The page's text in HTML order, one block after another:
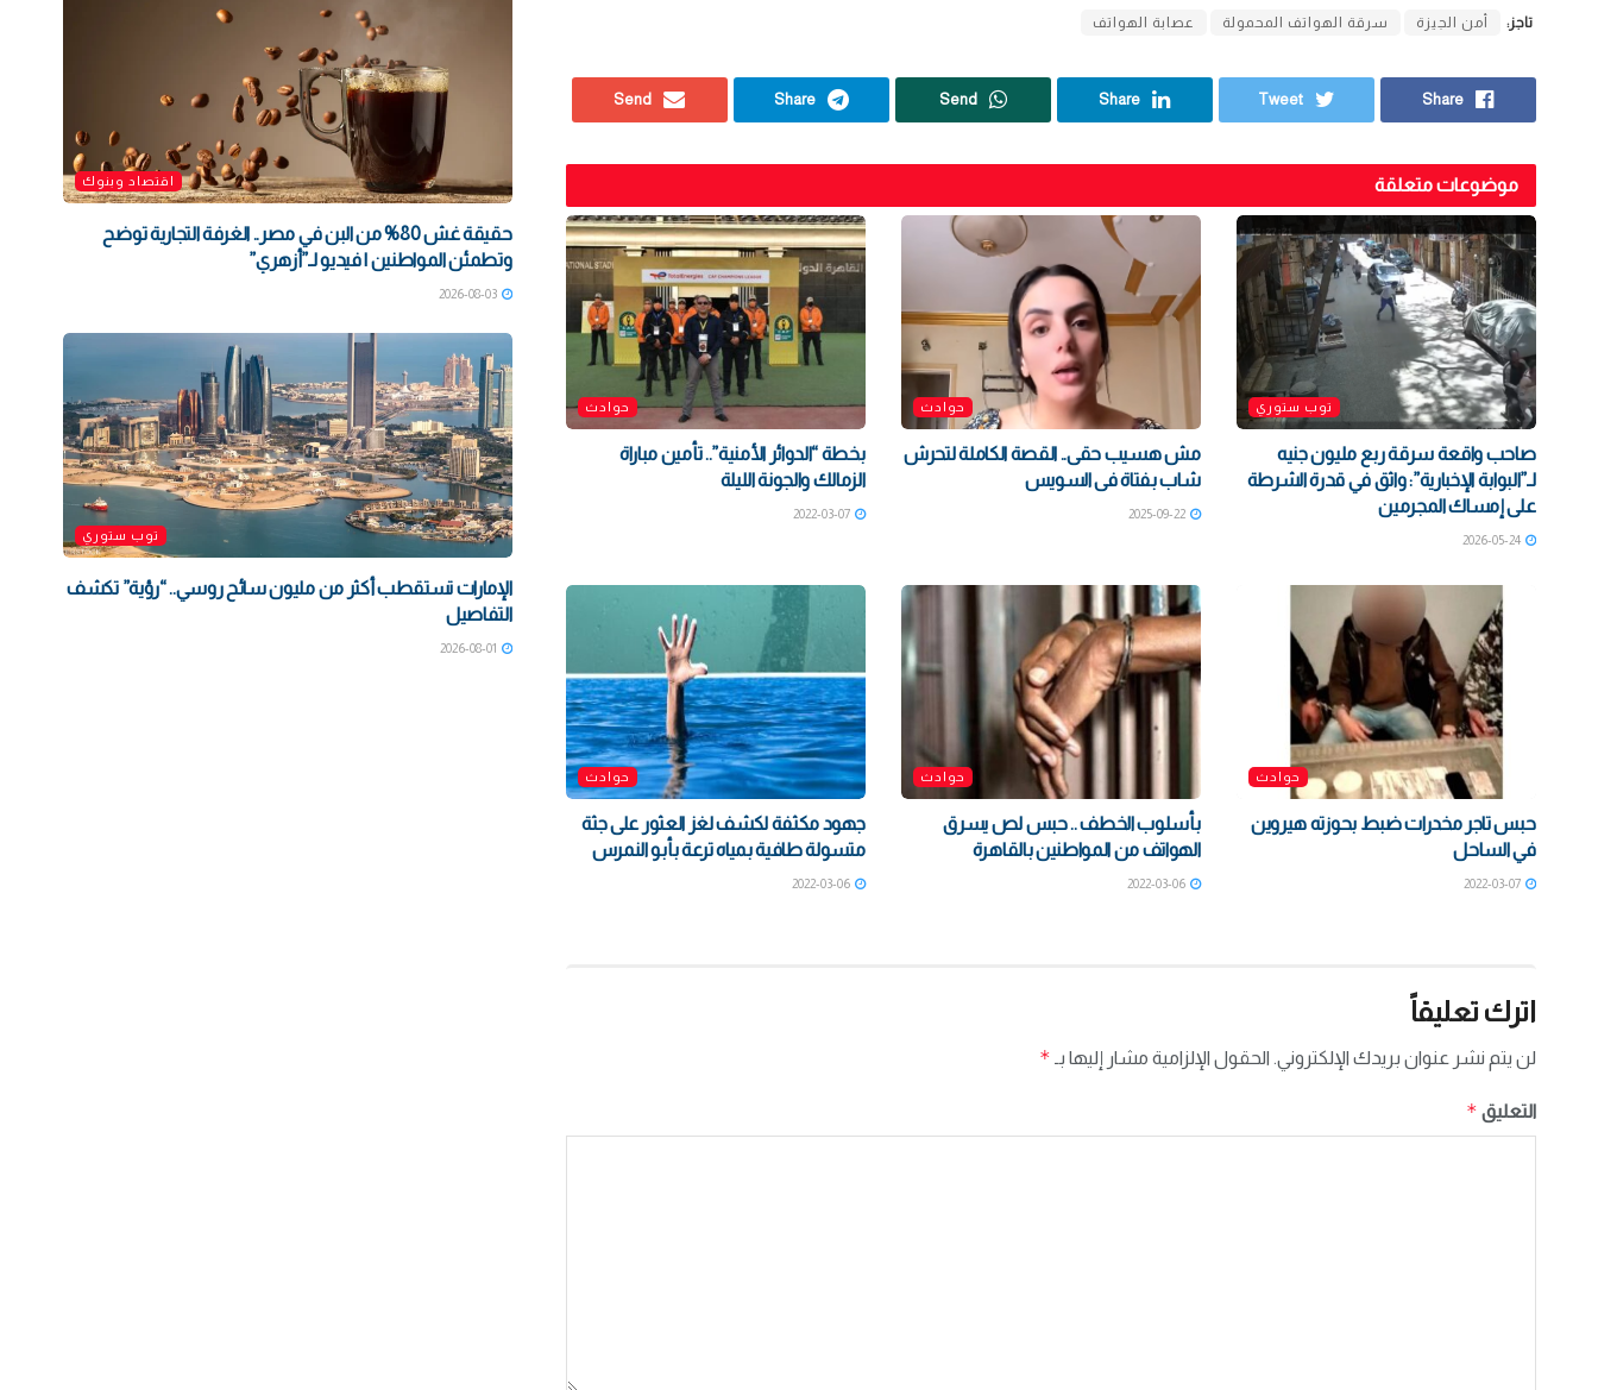
تاجز: أمن الجيزة سرقة الهواتف المحمولة عصابة الهواتف
Share
Tweet
Share
Send
Share
Send
موضوعات متعلقة
توب ستوري
صاحب واقعة سرقة ربع مليون جنيه
لـ”البوابة الإخبارية”: واثق في قدرة الشرطة
على إمساك المجرمين
2026-05-24
حوادث
مش هسيب حقى.. القصة الكاملة لتحرش
شاب بفتاة فى السويس
2025-09-22
حوادث
بخطة “الدوائر الأمنية”.. تأمين مباراة
الزمالك والجونة الليلة
2022-03-07
حوادث
حبس تاجر مخدرات ضبط بحوزته هيروين
في الساحل
2022-03-07
حوادث
بأسلوب الخطف .. حبس لص يسرق
الهواتف من المواطنين بالقاهرة
2022-03-06
حوادث
جهود مكثفة لكشف لغز العثور على جثة
متسولة طافية بمياه ترعة بأبو النمرس
2022-03-06
اترك تعليقاً
لن يتم نشر عنوان بريدك الإلكتروني. الحقول الإلزامية مشار إليها بـ *
التعليق *
اقتصاد وبنوك
حقيقة غش 80% من البن في مصر.. الغرفة التجارية توضح
وتطمئن المواطنين | فيديو لـ”أزهري”
2026-08-03
توب ستوري
الإمارات تستقطب أكثر من مليون سائح روسي.. “رؤية” تكشف
التفاصيل